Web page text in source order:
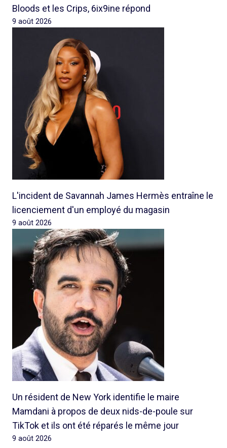
Bloods et les Crips, 6ix9ine répond
9 août 2026
L'incident de Savannah James Hermès entraîne le
licenciement d'un employé du magasin
9 août 2026
Un résident de New York identifie le maire
Mamdani à propos de deux nids-de-poule sur
TikTok et ils ont été réparés le même jour
9 août 2026